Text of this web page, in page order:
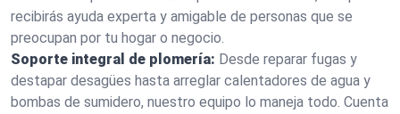
recibirás ayuda experta y amigable de personas que se
preocupan por tu hogar o negocio.
Soporte integral de plomería: Desde reparar fugas y
destapar desagües hasta arreglar calentadores de agua y
bombas de sumidero, nuestro equipo lo maneja todo. Cuenta